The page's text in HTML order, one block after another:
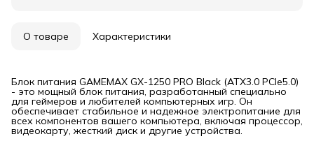
О товаре Характеристики
Блок питания GAMEMAX GX-1250 PRO Black (ATX3.0 PCIe5.0)
- это мощный блок питания, разработанный специально
для геймеров и любителей компьютерных игр. Он
обеспечивает стабильное и надежное электропитание для
всех компонентов вашего компьютера, включая процессор,
видеокарту, жесткий диск и другие устройства.